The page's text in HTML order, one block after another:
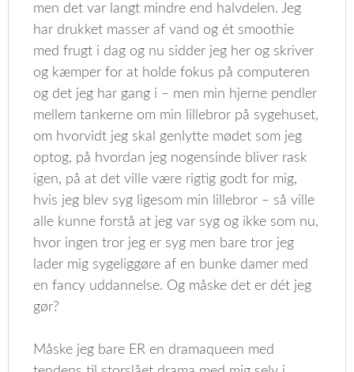
men det var langt mindre end halvdelen. Jeg
har drukket masser af vand og ét smoothie
med frugt i dag og nu sidder jeg her og skriver
og kæmper for at holde fokus på computeren
og det jeg har gang i – men min hjerne pendler
mellem tankerne om min lillebror på sygehuset,
om hvorvidt jeg skal genlytte mødet som jeg
optog, på hvordan jeg nogensinde bliver rask
igen, på at det ville være rigtig godt for mig,
hvis jeg blev syg ligesom min lillebror – så ville
alle kunne forstå at jeg var syg og ikke som nu,
hvor ingen tror jeg er syg men bare tror jeg
lader mig sygeliggøre af en bunke damer med
en fancy uddannelse. Og måske det er dét jeg
gør?
Måske jeg bare ER en dramaqueen med